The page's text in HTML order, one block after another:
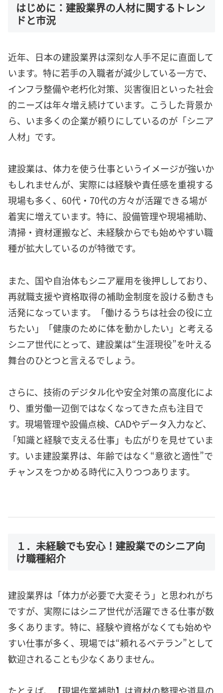
はじめに：建設業界の人材に関するトレン
ドと市況
近年、日本の建設業界は深刻な人手不足に直面して
います。特に若手の入職者が減少している一方で、
インフラ整備や老朽化対策、災害復旧といった社会
的ニーズは年々増え続けています。こうした背景か
ら、いま多くの企業が頼りにしているのが「シニア
人材」です。
建設業は、体力を使う仕事というイメージが強いか
もしれませんが、実際には経験や責任感を重視する
現場も多く、60代・70代の方々が活躍できる場が
着実に増えています。特に、設備管理や現場補助、
清掃・資材運搬など、未経験からでも始めやすい職
種が拡大しているのが特徴です。
また、国や自治体もシニア雇用を後押ししており、
再就職支援や資格取得の補助金制度を設ける動きも
活発になっています。「働けるうちは社会の役に立
ちたい」「健康のために体を動かしたい」と考える
シニア世代にとって、建設業は“生涯現役”を叶える
舞台のひとつと言えるでしょう。
さらに、技術のデジタル化や安全対策の高度化によ
り、重労働一辺倒ではなくなってきた点も注目で
す。現場管理や設備点検、CADやデータ入力など、
「知識と経験で支える仕事」も広がりを見せていま
す。いま建設業界は、年齢ではなく“意欲と適性”で
チャンスをつかめる時代に入りつつあります。
１．未経験でも安心！建設業でのシニア向
け職種紹介
建設業界は「体力が必要で大変そう」と思われがち
ですが、実際にはシニア世代が活躍できる仕事が数
多くあります。特に、経験や資格がなくても始めや
すい仕事が多く、現場では“頼れるベテラン”として
歓迎されることも少なくありません。